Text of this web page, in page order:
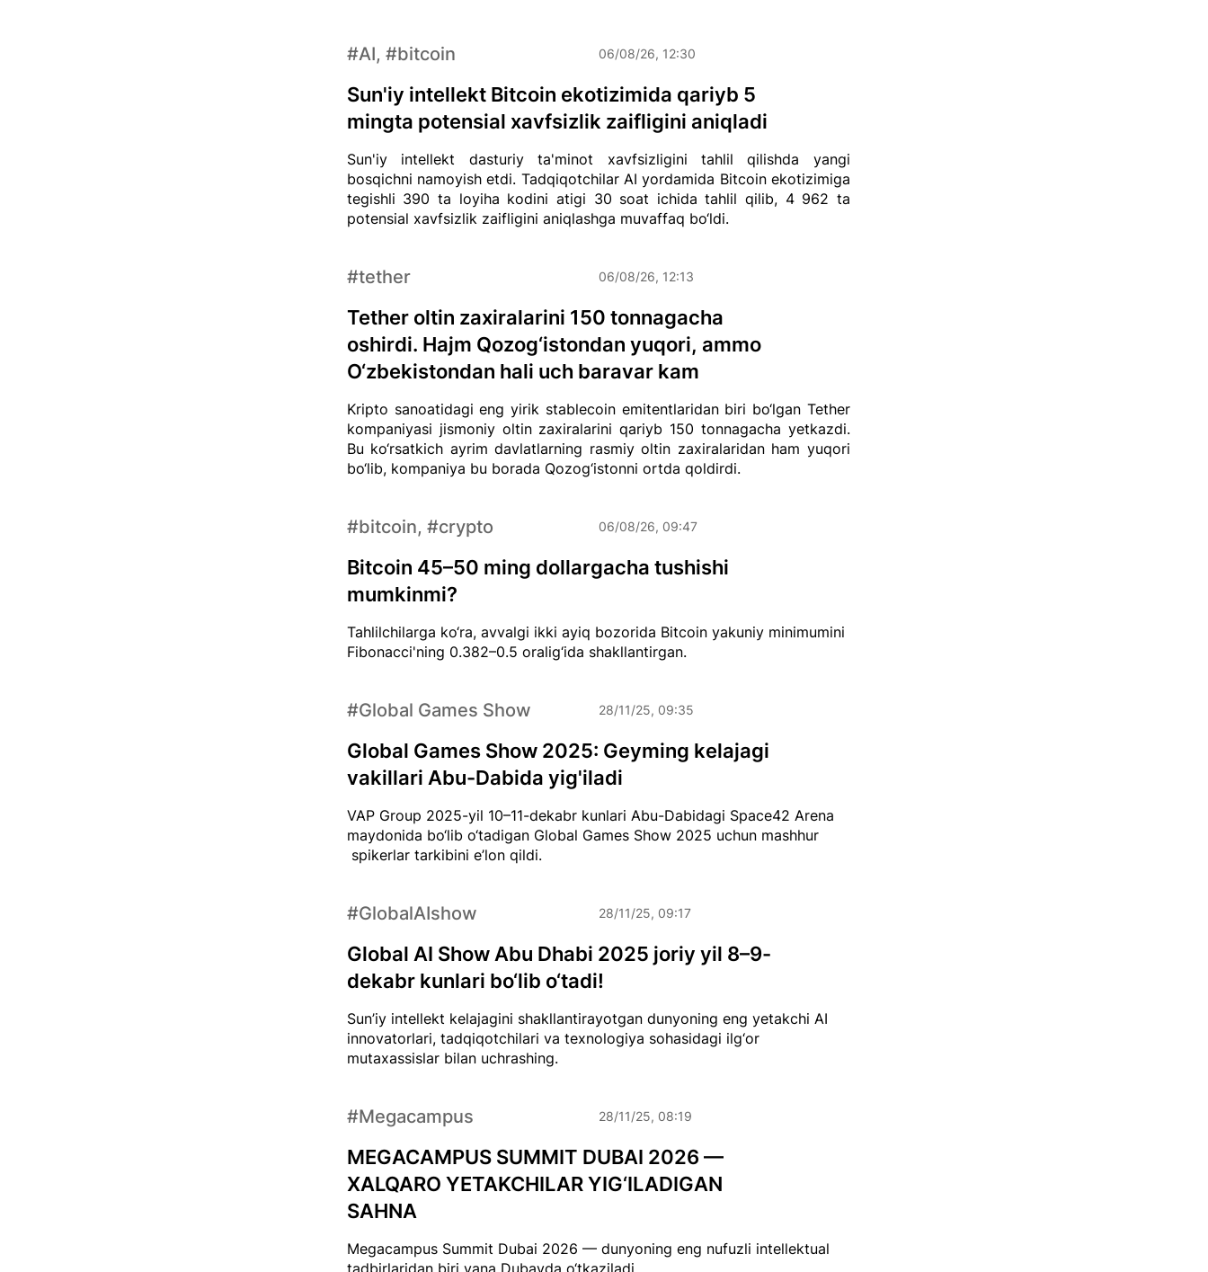
Sun'iy intellekt dasturiy ta'minot xavfsizligini tahlil qilishda yangi
bosqichni namoyish etdi. Tadqiqotchilar AI yordamida Bitcoin ekotizimiga
tegishli 390 ta loyiha kodini atigi 30 soat ichida tahlil qilib, 4 962 ta
potensial xavfsizlik zaifligini aniqlashga muvaffaq bo‘ldi.
Sun'iy intellekt Bitcoin ekotizimida qariyb 5
mingta potensial xavfsizlik zaifligini aniqladi
#AI, #bitcoin 06/08/26, 12:30
Kripto sanoatidagi eng yirik stablecoin emitentlaridan biri bo‘lgan Tether
kompaniyasi jismoniy oltin zaxiralarini qariyb 150 tonnagacha yetkazdi.
Bu ko‘rsatkich ayrim davlatlarning rasmiy oltin zaxiralaridan ham yuqori
bo‘lib, kompaniya bu borada Qozog‘istonni ortda qoldirdi.
Tether oltin zaxiralarini 150 tonnagacha
oshirdi. Hajm Qozog‘istondan yuqori, ammo
O‘zbekistondan hali uch baravar kam
#tether 06/08/26, 12:13
Tahlilchilarga ko‘ra, avvalgi ikki ayiq bozorida Bitcoin yakuniy minimumini
Fibonacci'ning 0.382–0.5 oralig‘ida shakllantirgan.
Bitcoin 45–50 ming dollargacha tushishi
mumkinmi?
#bitcoin, #crypto 06/08/26, 09:47
VAP Group 2025-yil 10–11-dekabr kunlari Abu-Dabidagi Space42 Arena
maydonida bo‘lib o‘tadigan Global Games Show 2025 uchun mashhur
spikerlar tarkibini e’lon qildi.
Global Games Show 2025: Geyming kelajagi
vakillari Abu-Dabida yig'iladi
#Global Games Show 28/11/25, 09:35
Sun’iy intellekt kelajagini shakllantirayotgan dunyoning eng yetakchi AI
innovatorlari, tadqiqotchilari va texnologiya sohasidagi ilg‘or
mutaxassislar bilan uchrashing.
Global AI Show Abu Dhabi 2025 joriy yil 8–9-
dekabr kunlari bo‘lib o‘tadi!
#GlobalAIshow 28/11/25, 09:17
Megacampus Summit Dubai 2026 — dunyoning eng nufuzli intellektual
tadbirlaridan biri yana Dubayda o‘tkaziladi.
MEGACAMPUS SUMMIT DUBAI 2026 —
XALQARO YETAKCHILAR YIG‘ILADIGAN
SAHNA
#Megacampus 28/11/25, 08:19